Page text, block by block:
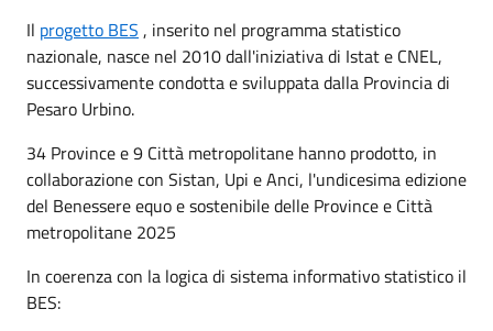
Il progetto BES , inserito nel programma statistico
nazionale, nasce nel 2010 dall'iniziativa di Istat e CNEL,
successivamente condotta e sviluppata dalla Provincia di
Pesaro Urbino.
34 Province e 9 Città metropolitane hanno prodotto, in
collaborazione con Sistan, Upi e Anci, l'undicesima edizione
del Benessere equo e sostenibile delle Province e Città
metropolitane 2025
In coerenza con la logica di sistema informativo statistico il
BES: